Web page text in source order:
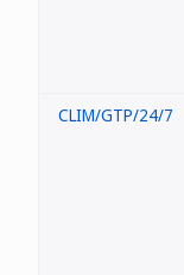
CLIM/GTP/24/7